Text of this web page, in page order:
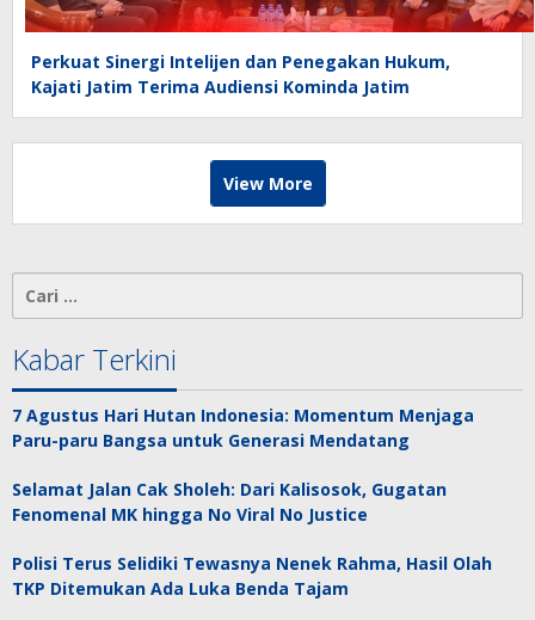
Perkuat Sinergi Intelijen dan Penegakan Hukum,
Kajati Jatim Terima Audiensi Kominda Jatim
View More
untuk:
Kabar Terkini
7 Agustus Hari Hutan Indonesia: Momentum Menjaga
Paru-paru Bangsa untuk Generasi Mendatang
Selamat Jalan Cak Sholeh: Dari Kalisosok, Gugatan
Fenomenal MK hingga No Viral No Justice
Polisi Terus Selidiki Tewasnya Nenek Rahma, Hasil Olah
TKP Ditemukan Ada Luka Benda Tajam